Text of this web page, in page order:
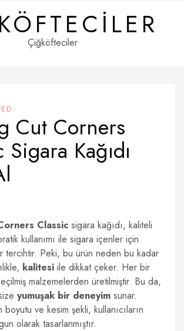
Çiğköfteciler
Cut Corners
Kağıdı
Classic sigara kağıdı, kaliteli
kullanımı ile sigara içenler için
tercihtir. Peki, bu ürün neden bu kadar
kalitesi ile dikkat çeker. Her bir
malzemelerden üretilmiştir. Bu da,
yumuşak bir deneyim sunar.
boyutu ve kesim şekli, kullanıcıların
olarak tasarlanmıştır.